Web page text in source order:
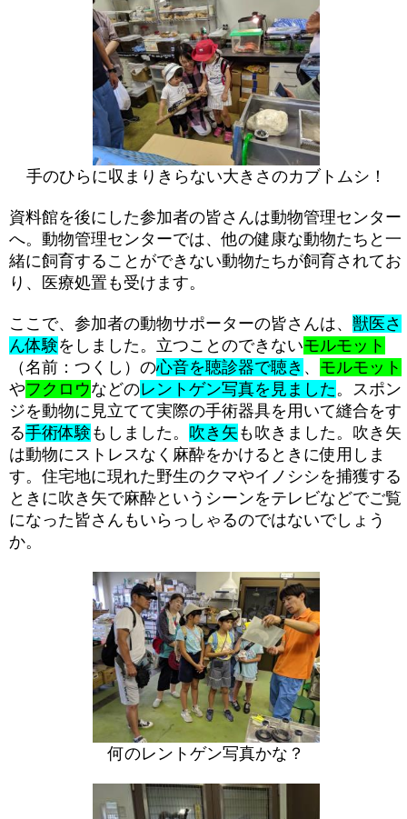
手のひらに収まりきらない大きさのカブトムシ！
資料館を後にした参加者の皆さんは動物管理センター
へ。動物管理センターでは、他の健康な動物たちと一
緒に飼育することができない動物たちが飼育されてお
り、医療処置も受けます。
ここで、参加者の動物サポーターの皆さんは、 獣医さ
ん体験をしました。立つことのできないモルモット
（名前：つくし）の心音を聴診器で聴き 、 モルモット
やフクロウなどのレントゲン写真を見ました。スポン
ジを動物に見立てて実際の手術器具を用いて縫合をす
る手術体験 もしました。 吹き矢 も吹きました。吹き矢
は動物にストレスなく麻酔をかけるときに使用しま
す。住宅地に現れた野生のクマやイノシシを捕獲する
ときに吹き矢で麻酔というシーンをテレビなどでご覧
になった皆さんもいらっしゃるのではないでしょう
か。
何のレントゲン写真かな？